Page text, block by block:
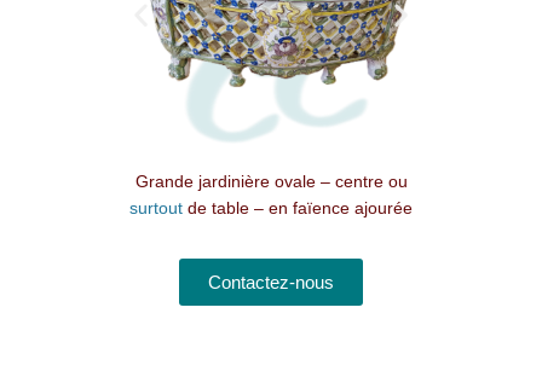
Grande jardinière ovale – centre ou
surtout de table – en faïence ajourée
Contactez-nous